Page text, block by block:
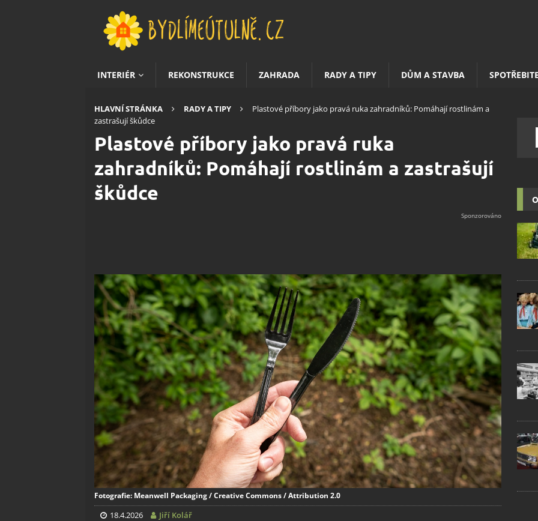
INTERIÉR REKONSTRUKCE ZAHRADA RADY A TIPY DŮM A STAVBA
HLAVNÍ STRÁNKA RADY A TIPY
Plastové příbory jako pravá ruka zahradníků: Pomáhají rostlinám a
zastrašují škůdce
Plastové příbory jako pravá ruka
zahradníků: Pomáhají rostlinám a zastrašují
škůdce
Fotografie: Meanwell Packaging / Creative Commons / Attribution 2.0
18.4.2026 Jiří Kolář